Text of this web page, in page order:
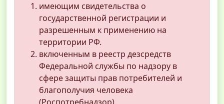
имеющим свидетельства о
государственной регистрации и
разрешенным к применению на
территории РФ.
включенным в реестр дезсредств
Федеральной службы по надзору в
сфере защиты прав потребителей и
благополучия человека